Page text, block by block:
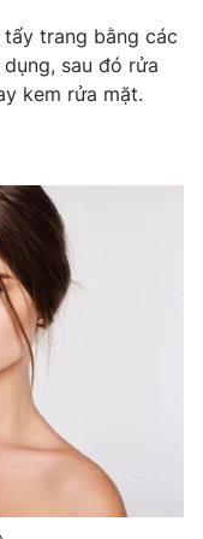
trang bằng các
sau đó rửa
kem rửa mặt.